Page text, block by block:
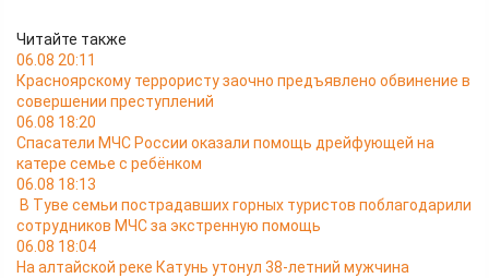
Читайте также
06.08 20:11
Красноярскому террористу заочно предъявлено обвинение в
совершении преступлений
06.08 18:20
Спасатели МЧС России оказали помощь дрейфующей на
катере семье с ребёнком
06.08 18:13
В Туве семьи пострадавших горных туристов поблагодарили
сотрудников МЧС за экстренную помощь
06.08 18:04
На алтайской реке Катунь утонул 38-летний мужчина